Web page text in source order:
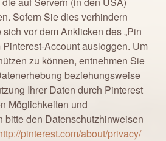
Sofern Sie dies verhindern
vor dem Anklicken des „Pin
Pinterest-Account ausloggen. Um
zu können, entnehmen Sie
beziehungsweise
Ihrer Daten durch Pinterest
Möglichkeiten und
bitte den Datenschutzhinweisen
pinterest.com/about/privacy/